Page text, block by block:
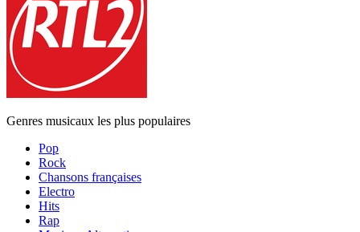
Genres musicaux les plus populaires
Pop
Rock
Chansons françaises
Electro
Hits
Rap